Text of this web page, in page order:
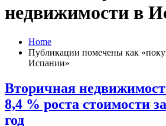
недвижимости в
Home
Публикации помечены как
Испании»
Вторичная
8,4 % роста стоимости
год